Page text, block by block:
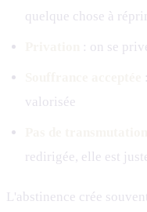
quelque chose à
: on se
valorisée
redirigée, elle est
L'abstinence crée